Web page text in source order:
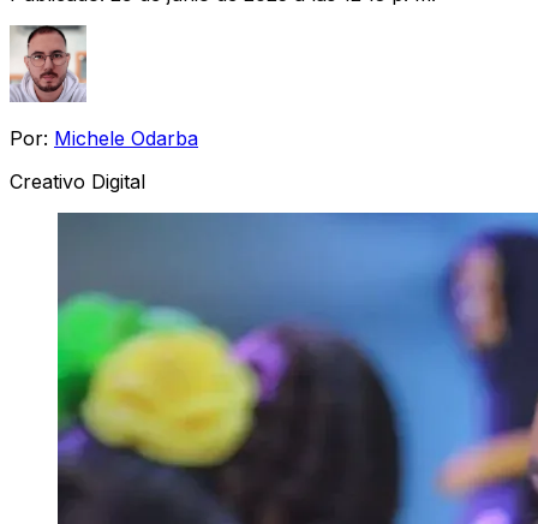
Por: Michele Odarba
Creativo Digital